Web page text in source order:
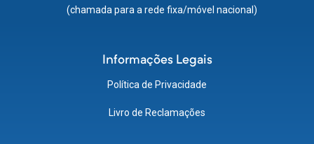
(chamada para a rede fixa/móvel nacional)
Informações Legais
Política de Privacidade
Livro de Reclamações